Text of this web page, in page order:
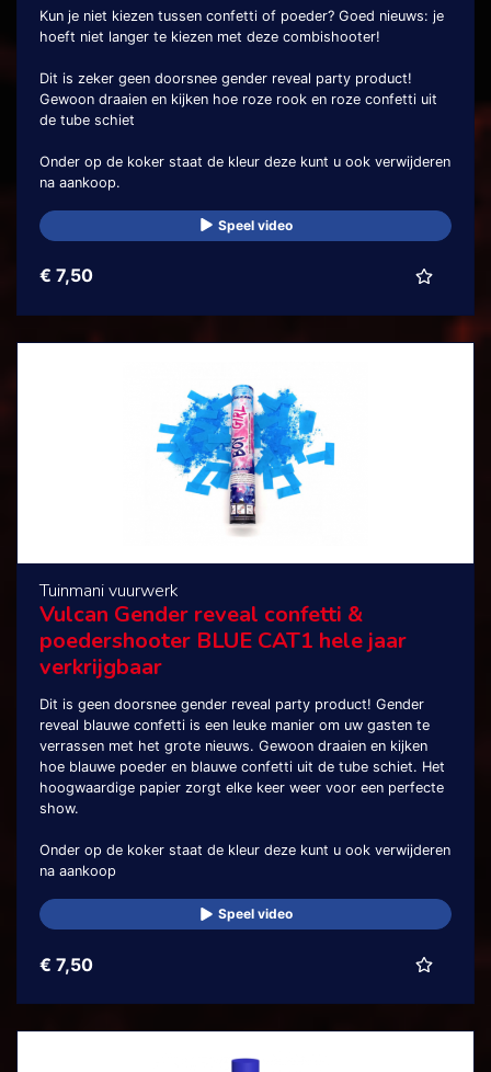
Kun je niet kiezen tussen confetti of poeder? Goed nieuws: je
hoeft niet langer te kiezen met deze combishooter!
Dit is zeker geen doorsnee gender reveal party product!
Gewoon draaien en kijken hoe roze rook en roze confetti uit
de tube schiet
Onder op de koker staat de kleur deze kunt u ook verwijderen
na aankoop.
Speel video
€ 7,50
Tuinmani vuurwerk
Vulcan Gender reveal confetti &
poedershooter BLUE CAT1 hele jaar
verkrijgbaar
Dit is geen doorsnee gender reveal party product! Gender
reveal blauwe confetti is een leuke manier om uw gasten te
verrassen met het grote nieuws. Gewoon draaien en kijken
hoe blauwe poeder en blauwe confetti uit de tube schiet. Het
hoogwaardige papier zorgt elke keer weer voor een perfecte
show.
Onder op de koker staat de kleur deze kunt u ook verwijderen
na aankoop
Speel video
€ 7,50